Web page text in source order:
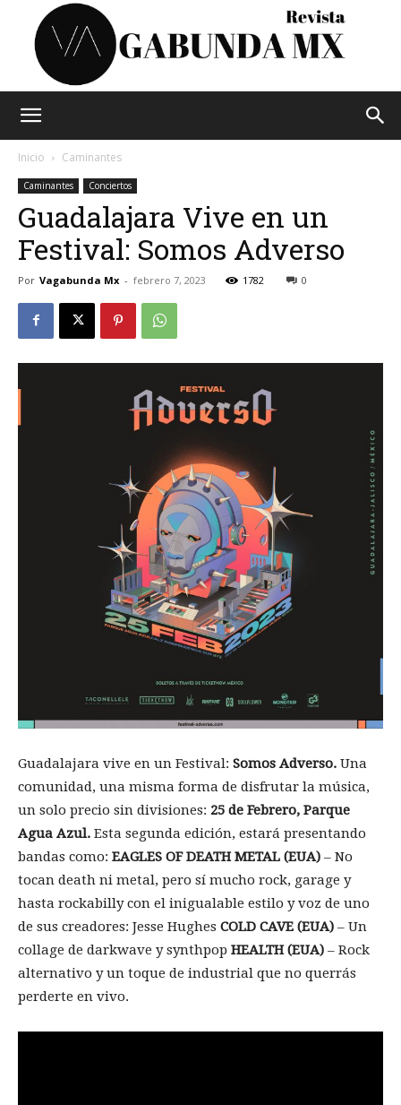
Mx
Inicio Caminantes
Caminantes Conciertos
Guadalajara Vive en un
Festival: Somos Adverso
Por Vagabunda Mx - febrero 7, 2023 1782 0
Guadalajara vive en un Festival: Somos Adverso. Una
comunidad, una misma forma de disfrutar la música,
un solo precio sin divisiones: 25 de Febrero, Parque
Agua Azul. Esta segunda edición, estará presentando
bandas como: EAGLES OF DEATH METAL (EUA) – No
tocan death ni metal, pero sí mucho rock, garage y
hasta rockabilly con el inigualable estilo y voz de uno
de sus creadores: Jesse Hughes COLD CAVE (EUA) – Un
collage de darkwave y synthpop HEALTH (EUA) – Rock
alternativo y un toque de industrial que no querrás
perderte en vivo.